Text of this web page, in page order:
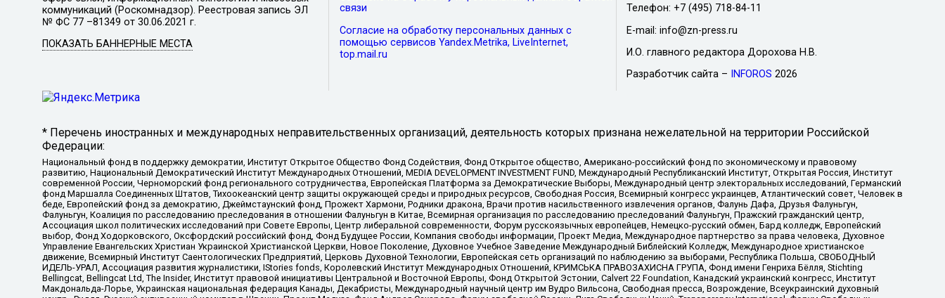
коммуникаций (Роскомнадзор). Реестровая запись ЭЛ
№ ФС 77 –81349 от 30.06.2021 г.
ПОКАЗАТЬ БАННЕРНЫЕ МЕСТА
связи
Согласие на обработку персональных данных с
помощью сервисов Yandex.Metrika, LiveInternet,
top.mail.ru
Телефон: +7 (495) 718-84-11
E-mail: info@zn-press.ru
И.О. главного редактора Дорохова Н.В.
Разработчик сайта – INFOROS 2026
* Перечень иностранных и международных неправительственных организаций, деятельность которых признана нежелательной на территории Российской
Федерации:
Национальный фонд в поддержку демократии, Институт Открытое Общество Фонд Содействия, Фонд Открытое общество, Американо-российский фонд по экономическому и правовому
развитию, Национальный Демократический Институт Международных Отношений, MEDIA DEVELOPMENT INVESTMENT FUND, Международный Республиканский Институт, Открытая Россия, Институт
современной России, Черноморский фонд регионального сотрудничества, Европейская Платформа за Демократические Выборы, Международный центр электоральных исследований, Германский
фонд Маршалла Соединенных Штатов, Тихоокеанский центр защиты окружающей среды и природных ресурсов, Свободная Россия, Всемирный конгресс украинцев, Атлантический совет, Человек в
беде, Европейский фонд за демократию, Джеймстаунский фонд, Прожект Хармони, Родники дракона, Врачи против насильственного извлечения органов, Фалунь Дафа, Друзья Фалуньгун,
Фалуньгун, Коалиция по расследованию преследования в отношении Фалуньгун в Китае, Всемирная организация по расследованию преследований Фалуньгун, Пражский гражданский центр,
Ассоциация школ политических исследований при Совете Европы, Центр либеральной современности, Форум русскоязычных европейцев, Немецко-русский обмен, Бард колледж, Европейский
выбор, Фонд Ходорковского, Оксфордский российский фонд, Фонд Будущее России, Компания свободы информации, Проект Медиа, Международное партнерство за права человека, Духовное
Управление Евангельских Христиан Украинской Христианской Церкви, Новое Поколение, Духовное Учебное Заведение Международный Библейский Колледж, Международное христианское
движение, Всемирный Институт Саентологических Предприятий, Церковь Духовной Технологии, Европейская сеть организаций по наблюдению за выборами, Республика Польша, СВОБОДНЫЙ
ИДЕЛЬ-УРАЛ, Ассоциация развития журналистики, IStories fonds, Королевский Институт Международных Отношений, КРИМСЬКА ПРАВОЗАХИСНА ГРУПА, Фонд имени Генриха Бёлля, Stichting
Bellingcat, Bellingcat Ltd, The Insider, Институт правовой инициативы Центральной и Восточной Европы, Фонд Открытой Эстонии, Calvert 22 Foundation, Канадский украинский конгресс, Институт
Макдональда-Лорье, Украинская национальная федерация Канады, Декабристы, Международный научный центр им Вудро Вильсона, Свободная пресса, Возрождение, Всеукраинский духовный